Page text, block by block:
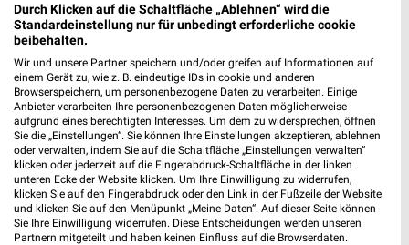
Noch mehr Angebote in
der weekli App!
Durch Klicken auf die Schaltfläche „Ablehnen“ wird die
Standardeinstellung nur für unbedingt erforderliche cookie
beibehalten.
Wir und unsere Partner speichern und/oder greifen auf Informationen auf
einem Gerät zu, wie z. B. eindeutige IDs in cookie und anderen
Browserspeichern, um personenbezogene Daten zu verarbeiten. Einige
Anbieter verarbeiten Ihre personenbezogenen Daten möglicherweise
aufgrund eines berechtigten Interesses. Um dem zu widersprechen, öffnen
Sie die „Einstellungen“. Sie können Ihre Einstellungen akzeptieren, ablehnen
oder verwalten, indem Sie auf die Schaltfläche „Einstellungen verwalten“
klicken oder jederzeit auf die Fingerabdruck-Schaltfläche in der linken
unteren Ecke der Website klicken. Um Ihre Einwilligung zu widerrufen,
klicken Sie auf den Fingerabdruck oder den Link in der Fußzeile der Website
und klicken Sie auf den Menüpunkt „Meine Daten“. Auf dieser Seite können
Sie Ihre Einwilligung widerrufen. Diese Entscheidungen werden unseren
Partnern mitgeteilt und haben keinen Einfluss auf die Browserdaten.